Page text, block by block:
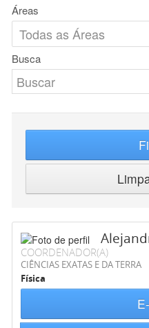
Áreas
Busca
COORDENADOR(A)
CIÊNCIAS EXATAS E DA TERRA
Física